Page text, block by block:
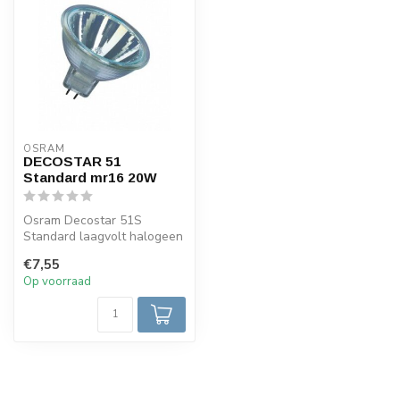
OSRAM
DECOSTAR 51
Standard mr16 20W
Osram Decostar 51S
Standard laagvolt halogeen
51mm, 12 ...
€7,55
Op voorraad